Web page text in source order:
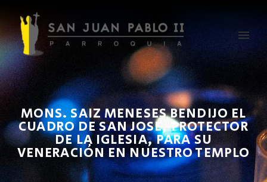
MONS. SAIZ MENESES BENDIJO EL
CUADRO DE SAN JOSÉ, PROTECTOR
DE LA IGLESIA, PARA SU
VENERACIÓN EN NUESTRO TEMPLO